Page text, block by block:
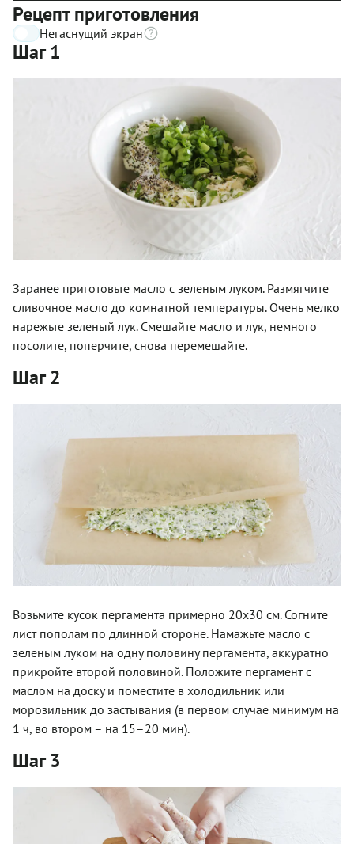
Рецепт приготовления
Негаснущий экран
Шаг 1
Заранее приготовьте масло с зеленым луком. Размягчите
сливочное масло до комнатной температуры. Очень мелко
нарежьте зеленый лук. Смешайте масло и лук, немного
посолите, поперчите, снова перемешайте.
Шаг 2
Возьмите кусок пергамента примерно 20х30 см. Согните
лист пополам по длинной стороне. Намажьте масло с
зеленым луком на одну половину пергамента, аккуратно
прикройте второй половиной. Положите пергамент с
маслом на доску и поместите в холодильник или
морозильник до застывания (в первом случае минимум на
1 ч, во втором – на 15–20 мин).
Шаг 3